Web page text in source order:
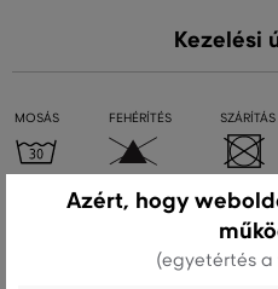
Kezelési
MOSÁS FEHÉRÍTÉS SZÁRÍTÁS
Ajánlott
Azért, hogy
(egyetértés a